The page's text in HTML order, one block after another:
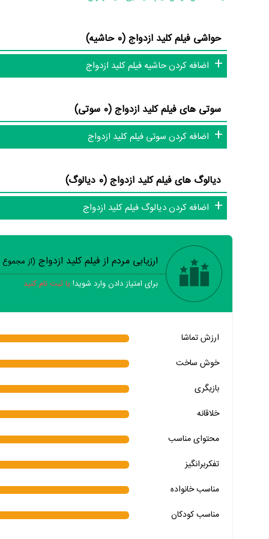
ضرباهنگ و تدوین فیلم کلید ازدواج چیست؟ تدوین کلید ازدواج را
برعهده داشت. موسیقی متن فیلم کلید ازدواج اثر
از دیگر عوامل اثر می‌توان به فریبا عیوض‌زاده
صحنه فیلم کلید ازدواج و اشاره کرد. در مجموع بیش از 75 نفر در تولید فیلم کلید ازدواج نقش داشته‌اند و هر یک از آنها در
اطلاعات فیلم کلید ازدواج
پرداخته‌اند.
تاکنون در بخش‌های گالری عکس و پوستر فیلم کلید ازدواج، ویدئو
کلید ازدواج و نقد فیلم کلید ازدواج هنوز موردی ثبت نشده است.
حواشی فیلم کلید ازدواج (0 حاشیه)
اضافه کردن حاشیه فیلم کلید ازدواج
سوتی های فیلم کلید ازدواج (0 سوتی)
اضافه کردن سوتی فیلم کلید ازدواج
دیالوگ های فیلم کلید ازدواج (0 دیالوگ)
اضافه کردن دیالوگ فیلم کلید ازدواج
خیر
خیر بله
خیر بله
خیر بله
خیر تقریبا بله
خیر بله
خیر بله
ارزیابی مردم از فیلم کلید ازدواج (از مجموع
برای امتیاز دادن وارد شوید! یا ثبت نام کنید
ارزش تماشا
خوش ساخت
بازیگری
خلاقانه
محتوای مناسب
تفکربرانگیز
مناسب خانواده‌
مناسب کودکان